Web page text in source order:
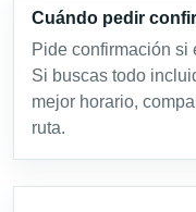
Cuándo pedir
Pide confirmación si
Si buscas todo
mejor horario,
ruta.